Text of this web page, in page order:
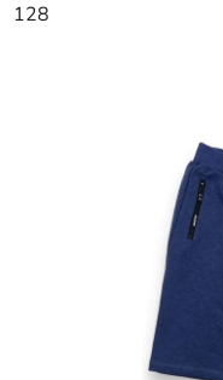
128